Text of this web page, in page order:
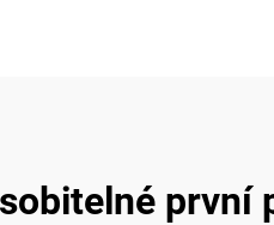
první